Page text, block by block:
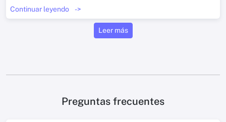
Continuar leyendo ->
Leer más
Preguntas frecuentes